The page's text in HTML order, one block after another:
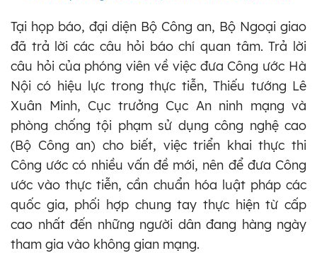
Tại họp báo, đại diện Bộ Công an, Bộ Ngoại giao
đã trả lời các câu hỏi báo chí quan tâm. Trả lời
câu hỏi của phóng viên về việc đưa Công ước Hà
Nội có hiệu lực trong thực tiễn, Thiếu tướng Lê
Xuân Minh, Cục trưởng Cục An ninh mạng và
phòng chống tội phạm sử dụng công nghệ cao
(Bộ Công an) cho biết, việc triển khai thực thi
Công ước có nhiều vấn đề mới, nên để đưa Công
ước vào thực tiễn, cần chuẩn hóa luật pháp các
quốc gia, phối hợp chung tay thực hiện từ cấp
cao nhất đến những người dân đang hàng ngày
tham gia vào không gian mạng.